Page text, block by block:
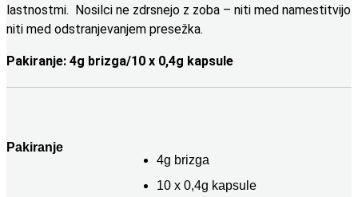
lastnostmi. Nosilci ne zdrsnejo z zoba – niti med namestitvijo
niti med odstranjevanjem presežka.
Pakiranje: 4g brizga/10 x 0,4g kapsule
Pakiranje
4g brizga
10 x 0,4g kapsule